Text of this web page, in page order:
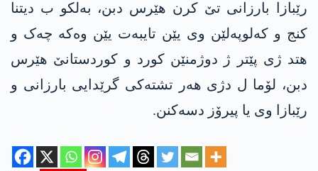
رێبازا بارزانی تێ کرن هێرس دبن، بەلکو ب دیتنا
کنج و کەلوپەلێن وی یێن تایبەت یێن وەکە چەک و
هتد ژی پێتر ژ دوژمنێن کورد و کوردستانێ هێرس
دبن، لۆما ل دژی هەر تشتەکی گرێدایی بارزانی و
رێبازا وی یا پیرۆز دسەکنن.